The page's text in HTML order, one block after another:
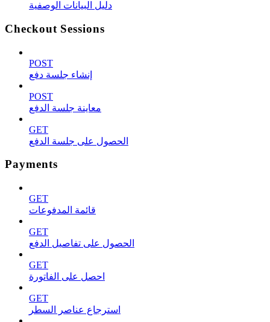
دليل البيانات الوصفية
Checkout Sessions
POST
إنشاء جلسة دفع
POST
معاينة جلسة الدفع
GET
الحصول على جلسة الدفع
Payments
GET
قائمة المدفوعات
GET
الحصول على تفاصيل الدفع
GET
احصل على الفاتورة
GET
استرجاع عناصر السطر